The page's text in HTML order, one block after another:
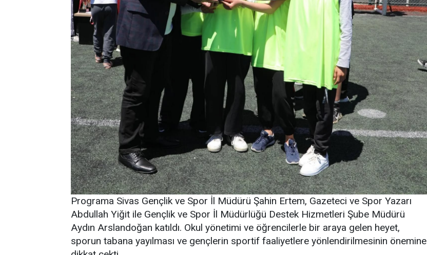
Programa Sivas Gençlik ve Spor İl Müdürü Şahin Ertem, Gazeteci ve Spor Yazarı
Abdullah Yiğit ile Gençlik ve Spor İl Müdürlüğü Destek Hizmetleri Şube Müdürü
Aydın Arslandoğan katıldı. Okul yönetimi ve öğrencilerle bir araya gelen heyet,
sporun tabana yayılması ve gençlerin sportif faaliyetlere yönlendirilmesinin önemine